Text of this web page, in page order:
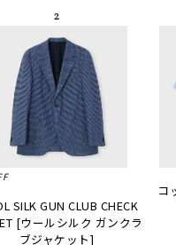
SILK GUN CLUB CHECK
[ウールシルク ガンクラ
ブジャケット]
コ